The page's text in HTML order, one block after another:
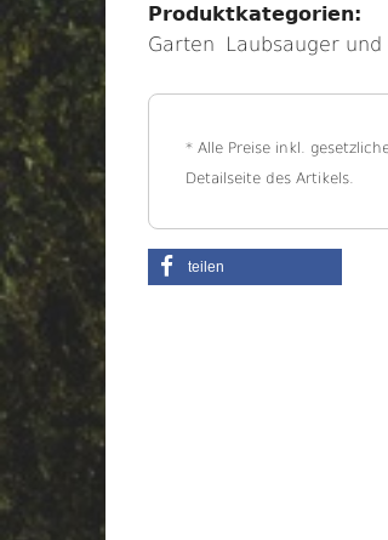
Produktkategorien:
Garten
Laubsauger
* Alle Preise inkl.
Detailseite des Artikels.
teilen